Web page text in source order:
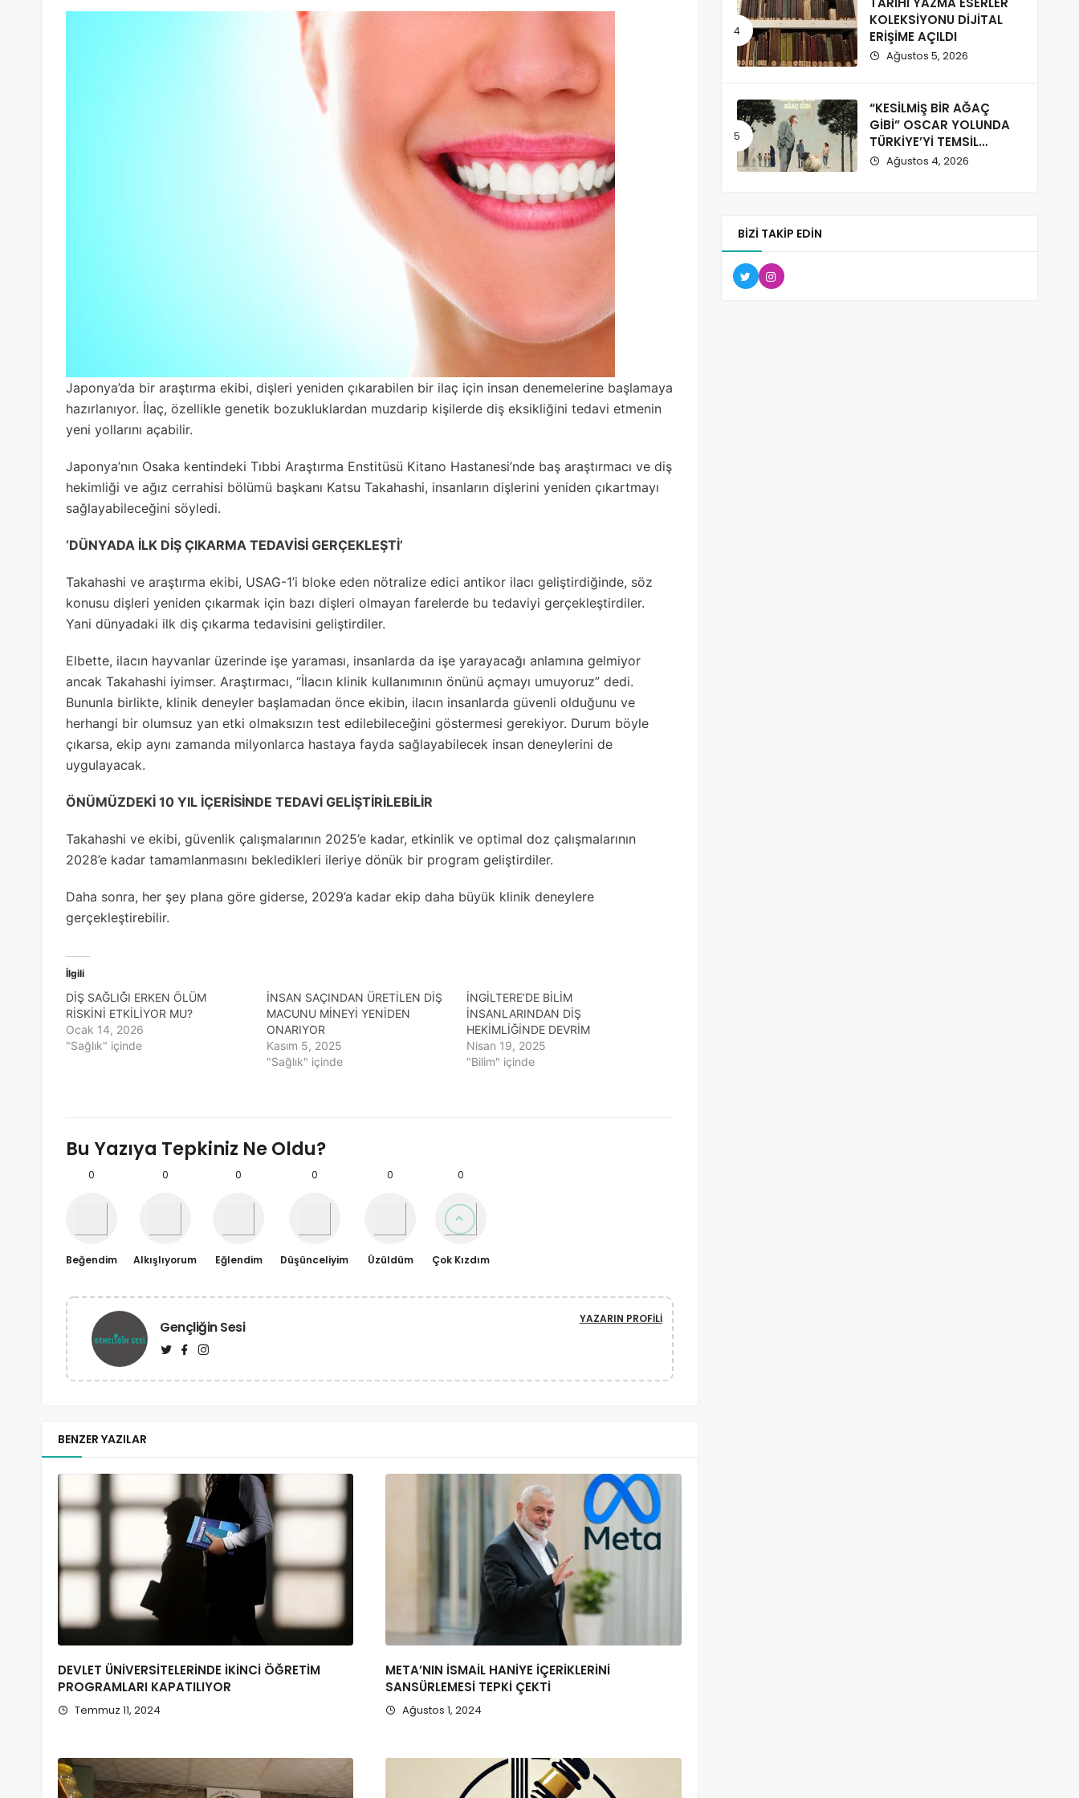
Japonya’da bir araştırma ekibi, dişleri yeniden çıkarabilen bir ilaç için insan denemelerine başlamaya
hazırlanıyor. İlaç, özellikle genetik bozukluklardan muzdarip kişilerde diş eksikliğini tedavi etmenin
yeni yollarını açabilir.
Japonya’nın Osaka kentindeki Tıbbi Araştırma Enstitüsü Kitano Hastanesi’nde baş araştırmacı ve diş
hekimliği ve ağız cerrahisi bölümü başkanı Katsu Takahashi, insanların dişlerini yeniden çıkartmayı
sağlayabileceğini söyledi.
‘DÜNYADA İLK DİŞ ÇIKARMA TEDAVİSİ GERÇEKLEŞTİ’
Takahashi ve araştırma ekibi, USAG-1’i bloke eden nötralize edici antikor ilacı geliştirdiğinde, söz
konusu dişleri yeniden çıkarmak için bazı dişleri olmayan farelerde bu tedaviyi gerçekleştirdiler.
Yani dünyadaki ilk diş çıkarma tedavisini geliştirdiler.
Elbette, ilacın hayvanlar üzerinde işe yaraması, insanlarda da işe yarayacağı anlamına gelmiyor
ancak Takahashi iyimser. Araştırmacı, “İlacın klinik kullanımının önünü açmayı umuyoruz” dedi.
Bununla birlikte, klinik deneyler başlamadan önce ekibin, ilacın insanlarda güvenli olduğunu ve
herhangi bir olumsuz yan etki olmaksızın test edilebileceğini göstermesi gerekiyor. Durum böyle
çıkarsa, ekip aynı zamanda milyonlarca hastaya fayda sağlayabilecek insan deneylerini de
uygulayacak.
ÖNÜMÜZDEKİ 10 YIL İÇERİSİNDE TEDAVİ GELİŞTİRİLEBİLİR
Takahashi ve ekibi, güvenlik çalışmalarının 2025’e kadar, etkinlik ve optimal doz çalışmalarının
2028’e kadar tamamlanmasını bekledikleri ileriye dönük bir program geliştirdiler.
Daha sonra, her şey plana göre giderse, 2029’a kadar ekip daha büyük klinik deneylere
gerçekleştirebilir.
İlgili
DİŞ SAĞLIĞI ERKEN ÖLÜM
RİSKİNİ ETKİLİYOR MU?
Ocak 14, 2026
"Sağlık" içinde
İNSAN SAÇINDAN ÜRETİLEN DİŞ
MACUNU MİNEYİ YENİDEN
ONARIYOR
Kasım 5, 2025
"Sağlık" içinde
İNGİLTERE’DE BİLİM
İNSANLARINDAN DİŞ
HEKİMLİĞİNDE DEVRİM
Nisan 19, 2025
"Bilim" içinde
Bu Yazıya Tepkiniz Ne Oldu?
0
Beğendim
0
Alkışlıyorum
0
Eğlendim
0
Düşünceliyim
0
Üzüldüm
0
Çok Kızdım
Gençliğin Sesi YAZARIN PROFILI
BENZER YAZILAR
DEVLET ÜNİVERSİTELERİNDE İKİNCİ ÖĞRETİM
PROGRAMLARI KAPATILIYOR
Temmuz 11, 2024
META’NIN İSMAİL HANİYE İÇERİKLERİNİ
SANSÜRLEMESİ TEPKİ ÇEKTİ
Ağustos 1, 2024
KOLEKSİYONU DİJİTAL
ERİŞİME AÇILDI
Ağustos 5, 2026
“KESİLMİŞ BİR AĞAÇ
GİBİ” OSCAR YOLUNDA
TÜRKİYE’Yİ TEMSİL
EDECEK
Ağustos 4, 2026
BIZI TAKIP EDIN